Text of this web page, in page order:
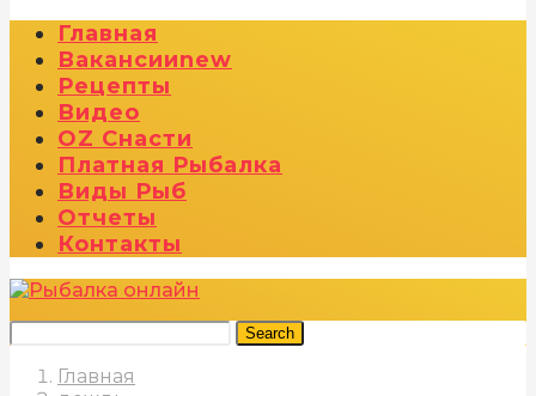
Главная
ВакансииNew
Рецепты
Видео
OZ Снасти
Платная Рыбалка
Виды Рыб
Отчеты
Контакты
Search
Главная